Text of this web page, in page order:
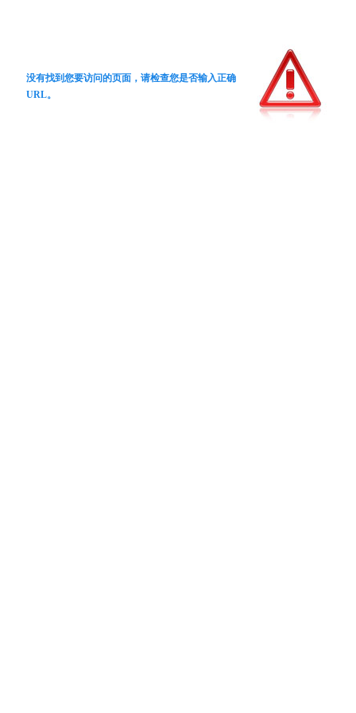
没有找到您要访问的页面，请检查您是否输入正确
URL。